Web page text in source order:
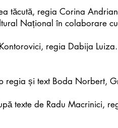
tăcută, regia Corina
Național în colaborare
regia Dabija
regia și text Boda Norbert,
texte de Radu Macrinici,